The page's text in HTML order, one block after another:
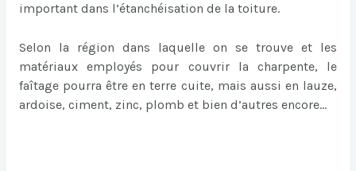
important dans l’étanchéisation de la toiture.
Selon la région dans laquelle on se trouve et les
matériaux employés pour couvrir la charpente, le
faîtage pourra être en terre cuite, mais aussi en lauze,
ardoise, ciment, zinc, plomb et bien d’autres encore…